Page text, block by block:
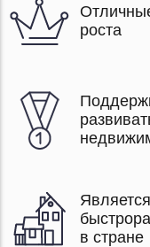
роста
в стране